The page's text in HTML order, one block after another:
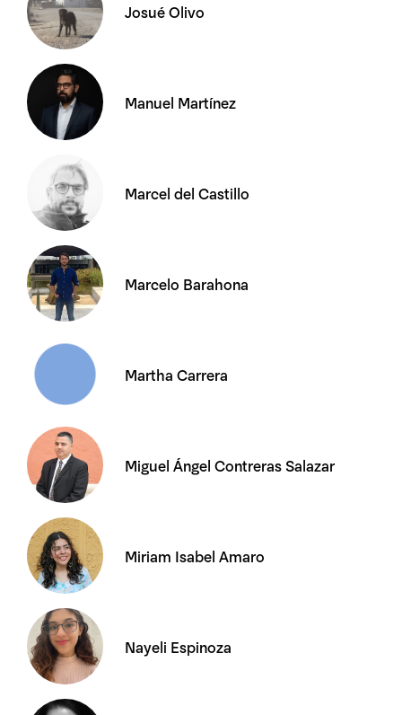
Josué Olivo
Manuel Martínez
Marcel del Castillo
Marcelo Barahona
Martha Carrera
Miguel Ángel Contreras Salazar
Miriam Isabel Amaro
Nayeli Espinoza